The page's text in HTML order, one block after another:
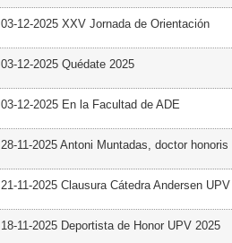
03-12-2025 XXV Jornada de Orientación
03-12-2025 Quédate 2025
03-12-2025 En la Facultad de ADE
28-11-2025 Antoni Muntadas, doctor
21-11-2025 Clausura Cátedra Andersen UPV
18-11-2025 Deportista de Honor UPV 2025